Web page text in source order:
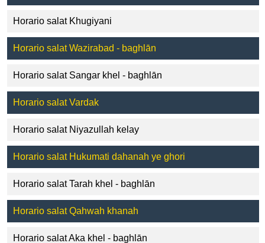
Horario salat Khugiyani
Horario salat Wazirabad - baghlān
Horario salat Sangar khel - baghlān
Horario salat Vardak
Horario salat Niyazullah kelay
Horario salat Hukumati dahanah ye ghori
Horario salat Tarah khel - baghlān
Horario salat Qahwah khanah
Horario salat Aka khel - baghlān